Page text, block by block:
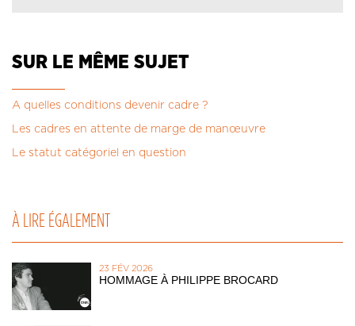
SUR LE MÊME SUJET
A quelles conditions devenir cadre ?
Les cadres en attente de marge de manœuvre
Le statut catégoriel en question
À LIRE ÉGALEMENT
23 FÉV 2026
HOMMAGE À PHILIPPE BROCARD